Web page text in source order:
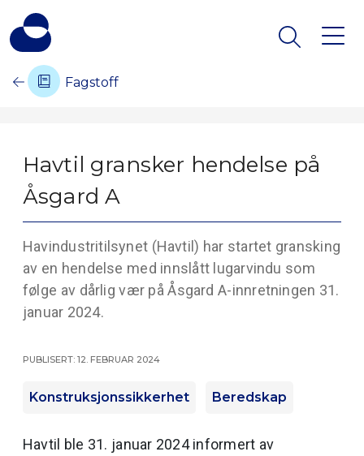
Fagstoff
Havtil gransker hendelse på
Åsgard A
Havindustritilsynet (Havtil) har startet gransking
av en hendelse med innslått lugarvindu som
følge av dårlig vær på Åsgard A-innretningen 31.
januar 2024.
Publisert: 12. februar 2024
Konstruksjonssikkerhet Beredskap
Havtil ble 31. januar 2024 informert av